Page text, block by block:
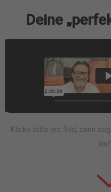
Deine
Klicke bitte ins Bild, dann